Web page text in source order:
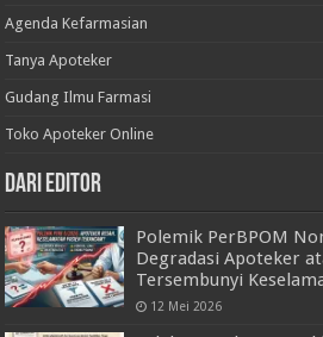
Agenda Kefarmasian
Tanya Apoteker
Gudang Ilmu Farmasi
Toko Apoteker Online
Dari Editor
Polemik PerBPOM
Degradasi Apoteker
Tersembunyi
12 Mei 2026